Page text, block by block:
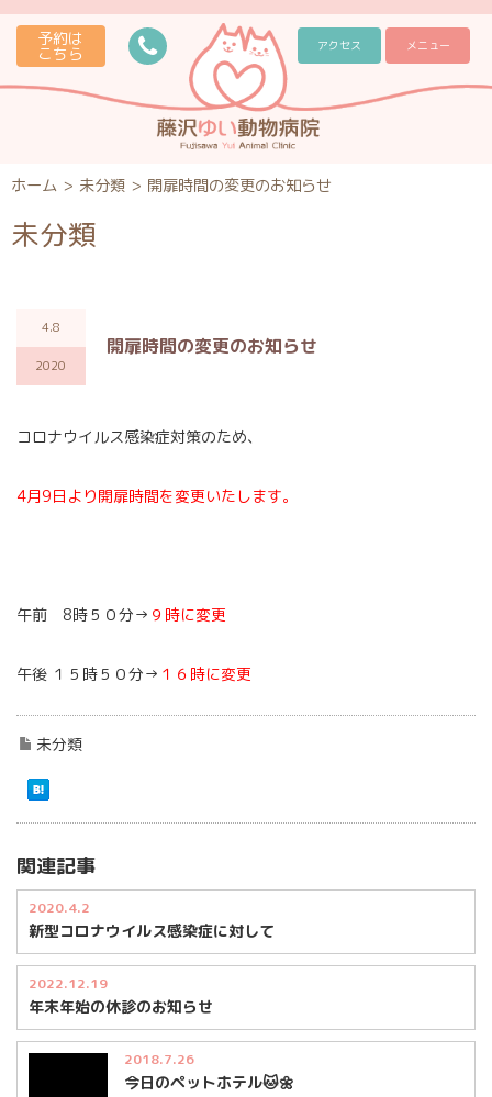
予約は
こちら アクセス メニュー
ホーム > 未分類 > 開扉時間の変更のお知らせ
未分類
4.8
2020
開扉時間の変更のお知らせ
コロナウイルス感染症対策のため、
4月9日より開扉時間を変更いたします。
午前 8時５０分→ ９時に変更
午後 １５時５０分→ １６時に変更
未分類
関連記事
2020.4.2
新型コロナウイルス感染症に対して
2022.12.19
年末年始の休診のお知らせ
2018.7.26
今日のペットホテル🐱🌼